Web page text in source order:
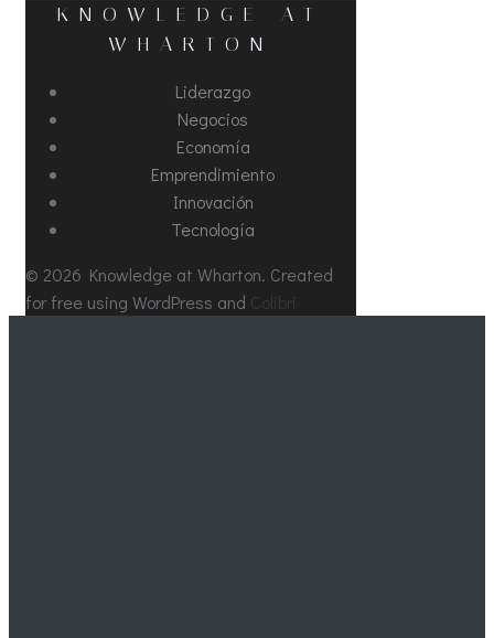
KNOWLEDGE AT
WHARTON
Liderazgo
Negocios
Economía
Emprendimiento
Innovación
Tecnología
© 2026 Knowledge at Wharton. Created
for free using WordPress and Colibri